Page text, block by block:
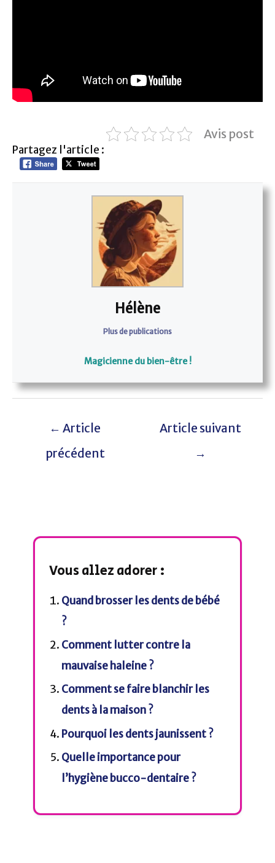
Avis post
Partagez l'article :
Hélène
Plus de publications
Magicienne du bien-être !
← Article
précédent
Article suivant
→
Vous allez adorer :
Quand brosser les dents de bébé
?
Comment lutter contre la
mauvaise haleine ?
Comment se faire blanchir les
dents à la maison ?
Pourquoi les dents jaunissent ?
Quelle importance pour
l’hygiène bucco-dentaire ?